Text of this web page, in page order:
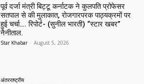
पूर्व दर्जा मंत्री बिट्टू कर्नाटक ने कुलपति प्रोफेसर
सतपाल से की मुलाकात, रोजगारपरक पाठ्यक्रमों पर
हुई चर्चा…. रिपोर्ट- (सुनील भारती) “स्टार खबर”
नैनीताल.
Star Khabar - August 5, 2026
अंतरराष्ट्रीय